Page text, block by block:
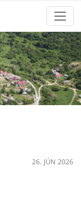
26. JÚN 2026